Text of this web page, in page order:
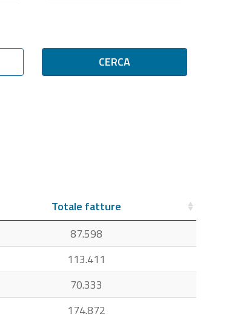
CERCA
Totale fatture
87.598
113.411
70.333
174.872